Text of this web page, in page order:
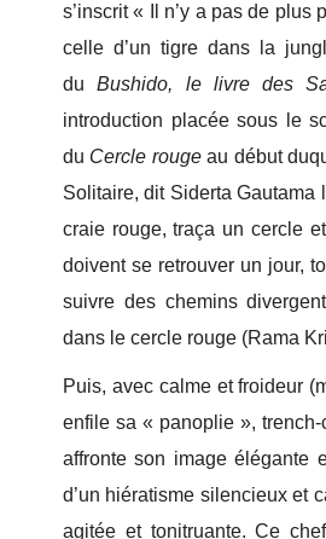
s’inscrit « Il n’y a pas de plus
celle d’un tigre dans la
duBushido, le livre des
introduction placée sous le
du Cercle rougeau début
Solitaire, dit Siderta
craie rouge, traça un cercle
doivent se retrouver un jour,
suivre des chemins
dans le cercle rouge (Rama
Puis, avec calme et froideur
enfile sa « panoplie »,
affronte son image élégante
d’un hiératisme silencieux et
agitée et tonitruante. Ce